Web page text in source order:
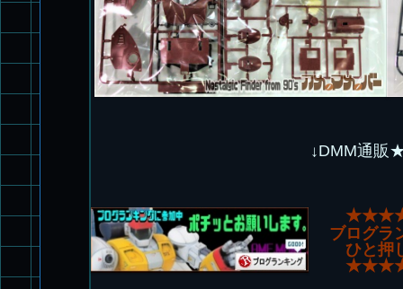
↓DMM通販
ブログラ
ひと押